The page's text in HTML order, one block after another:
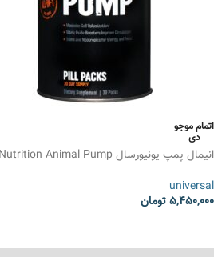
اتمام موجو
دی
انیمال پمپ یونیورسال Universal Nutrition Animal Pump
universal
5,450,000تومان